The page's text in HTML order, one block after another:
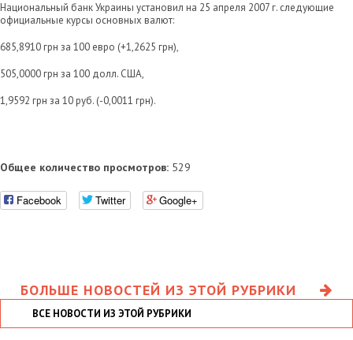
Национальный банк Украины установил на 25 апреля 2007 г. следующие
официальные курсы основных валют:
685,8910 грн за 100 евро (+1,2625 грн),
505,0000 грн за 100 долл. США,
1,9592 грн за 10 руб. (-0,0011 грн).
Общее количество просмотров: 529
Facebook Twitter Google+
БОЛЬШЕ НОВОСТЕЙ ИЗ ЭТОЙ РУБРИКИ
ВСЕ НОВОСТИ ИЗ ЭТОЙ РУБРИКИ